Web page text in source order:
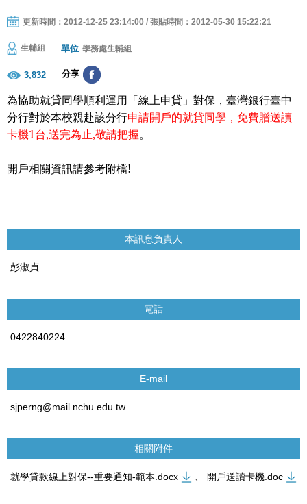
更新時間：2012-12-25 23:14:00 / 張貼時間：2012-05-30 15:22:21
生輔組 單位 學務處生輔組
3,832 分享
為協助就貸同學順利運用「線上申貸」對保，臺灣銀行臺中
分行對於本校親赴該分行申請開戶的就貸同學，免費贈送讀
卡機1台,送完為止,敬請把握。
開戶相關資訊請參考附檔!
本訊息負責人
彭淑貞
電話
0422840224
E-mail
sjperng@mail.nchu.edu.tw
相關附件
就學貸款線上對保--重要通知-範本.docx 開戶送讀卡機.doc